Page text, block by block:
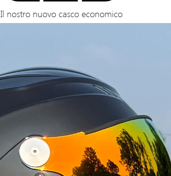
Il nostro nuovo casco economico